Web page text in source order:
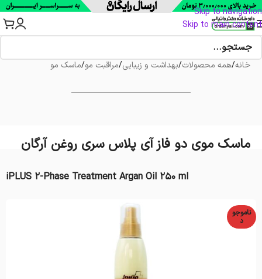
Skip to navigation
Skip to main content
خانه/همه محصولات/بهداشت و زیبایی/مراقبت مو/ماسک مو
ماسک موی دو فاز آی پلاس سری روغن آرگان
iPLUS 2-Phase Treatment Argan Oil 250 ml
ناموجو
د